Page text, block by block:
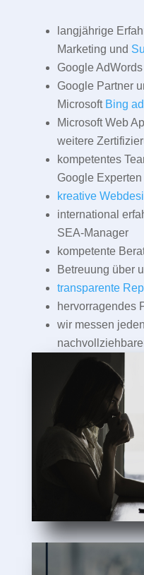
langjährige
Marketing und
Google
Google Partner
Microsoft Bing
Microsoft Web
weitere
kompetentes
Google Experten
kreative
international
SEA-Manager
kompetente
Betreuung über
transparente
hervorragendes
wir messen